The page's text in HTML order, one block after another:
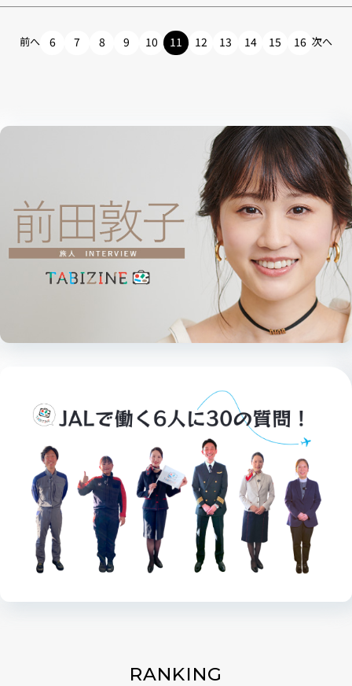
前へ 6 7 8 9 10 11 12 13 14 15 16 次へ
RANKING